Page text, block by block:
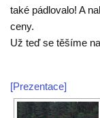
také pádlovalo! A
ceny.
Už teď se těšíme
[Prezentace]